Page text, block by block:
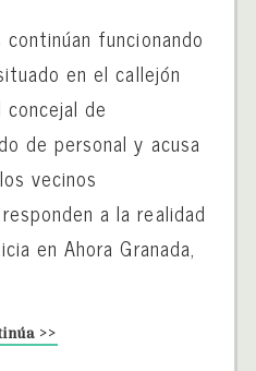
funcionando
en el callejón
de
de personal y acusa
vecinos
a la realidad
en Ahora Granada,
>>